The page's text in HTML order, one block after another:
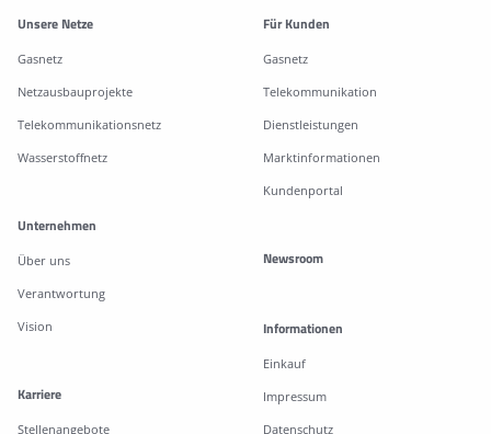
Weitere Informationen
Unsere Netze
Gasnetz
Netzausbauprojekte
Telekommunikationsnetz
Wasserstoffnetz
Für Kunden
Gasnetz
Telekommunikation
Dienstleistungen
Marktinformationen
Kundenportal
Unternehmen
Über uns
Verantwortung
Vision
Karriere
Stellenangebote
Newsroom
Informationen
Einkauf
Impressum
Datenschutz